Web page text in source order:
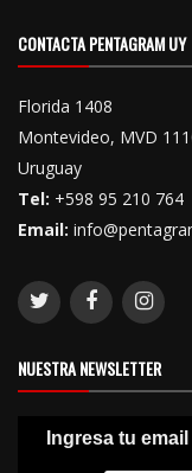
CONTACTA PENTAGRAM UY
Florida 1408
Montevideo, MVD
Uruguay
Tel: +598 95 210 764
Email:
NUESTRA NEWSLETTER
Ingresa tu